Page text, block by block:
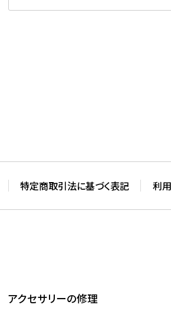
特定商取引法に基づく表記 利
アクセサリーの修理